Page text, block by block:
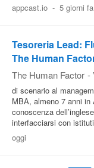
appcast.io - 5 giorni fa
Tesoreria Lead:
The Human
The Human Factor -
di scenario al
MBA, almeno 7 anni
conoscenza
interfacciarsi con
oggi